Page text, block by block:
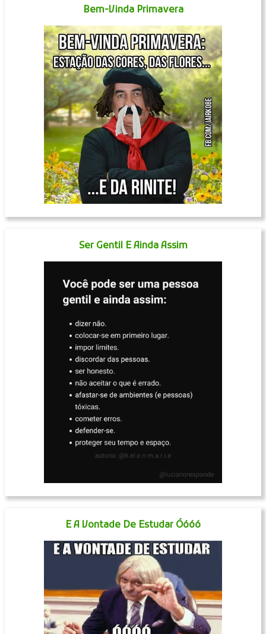
Bem-Vinda Primavera
Ser Gentil E Ainda Assim
E A Vontade De Estudar Óóóó